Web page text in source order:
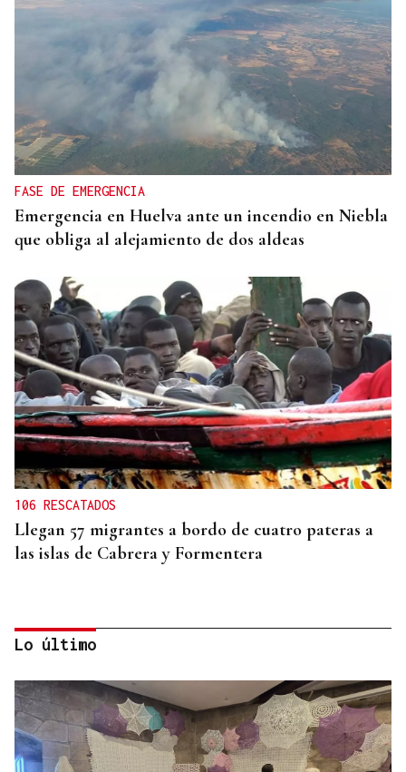
FASE DE EMERGENCIA
Emergencia en Huelva ante un incendio en Niebla
que obliga al alejamiento de dos aldeas
106 RESCATADOS
Llegan 57 migrantes a bordo de cuatro pateras a
las islas de Cabrera y Formentera
Lo último